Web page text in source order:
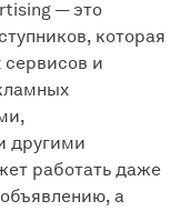
— это
которая
и
другими
работать даже
а